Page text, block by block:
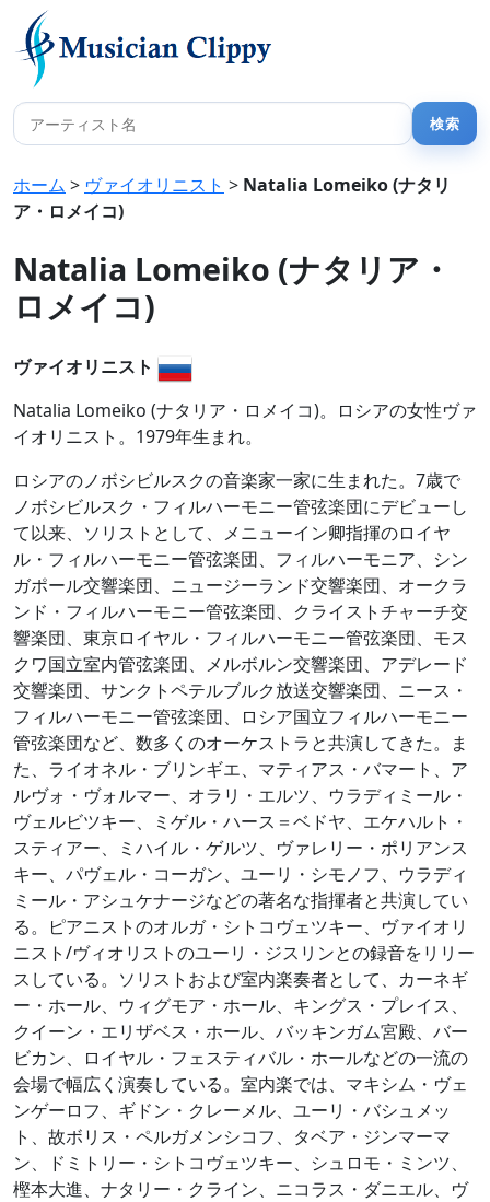
ホーム > ヴァイオリニスト > Natalia Lomeiko (ナタリ
ア・ロメイコ)
Natalia Lomeiko (ナタリア・
ロメイコ)
ヴァイオリニスト
Natalia Lomeiko (ナタリア・ロメイコ)。ロシアの女性ヴァ
イオリニスト。1979年生まれ。
ロシアのノボシビルスクの音楽家一家に生まれた。7歳で
ノボシビルスク・フィルハーモニー管弦楽団にデビューし
て以来、ソリストとして、メニューイン卿指揮のロイヤ
ル・フィルハーモニー管弦楽団、フィルハーモニア、シン
ガポール交響楽団、ニュージーランド交響楽団、オークラ
ンド・フィルハーモニー管弦楽団、クライストチャーチ交
響楽団、東京ロイヤル・フィルハーモニー管弦楽団、モス
クワ国立室内管弦楽団、メルボルン交響楽団、アデレード
交響楽団、サンクトペテルブルク放送交響楽団、ニース・
フィルハーモニー管弦楽団、ロシア国立フィルハーモニー
管弦楽団など、数多くのオーケストラと共演してきた。ま
た、ライオネル・ブリンギエ、マティアス・バマート、ア
ルヴォ・ヴォルマー、オラリ・エルツ、ウラディミール・
ヴェルビツキー、ミゲル・ハース＝ベドヤ、エケハルト・
スティアー、ミハイル・ゲルツ、ヴァレリー・ポリアンス
キー、パヴェル・コーガン、ユーリ・シモノフ、ウラディ
ミール・アシュケナージなどの著名な指揮者と共演してい
る。ピアニストのオルガ・シトコヴェツキー、ヴァイオリ
ニスト/ヴィオリストのユーリ・ジスリンとの録音をリリー
スしている。ソリストおよび室内楽奏者として、カーネギ
ー・ホール、ウィグモア・ホール、キングス・プレイス、
クイーン・エリザベス・ホール、バッキンガム宮殿、バー
ビカン、ロイヤル・フェスティバル・ホールなどの一流の
会場で幅広く演奏している。室内楽では、マキシム・ヴェ
ンゲーロフ、ギドン・クレーメル、ユーリ・バシュメッ
ト、故ボリス・ペルガメンシコフ、タベア・ジンマーマ
ン、ドミトリー・シトコヴェツキー、シュロモ・ミンツ、
樫本大進、ナタリー・クライン、ニコラス・ダニエル、ヴ